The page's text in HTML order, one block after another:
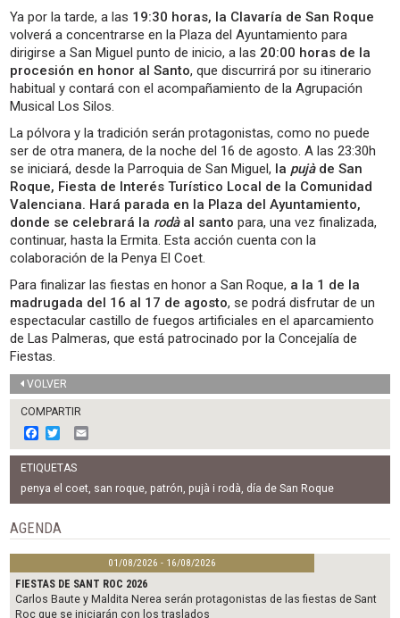
Ya por la tarde, a las 19:30 horas, la Clavaría de San Roque
volverá a concentrarse en la Plaza del Ayuntamiento para
dirigirse a San Miguel punto de inicio, a las 20:00 horas de la
procesión en honor al Santo, que discurrirá por su itinerario
habitual y contará con el acompañamiento de la Agrupación
Musical Los Silos.
La pólvora y la tradición serán protagonistas, como no puede
ser de otra manera, de la noche del 16 de agosto. A las 23:30h
se iniciará, desde la Parroquia de San Miguel, la pujàde San
Roque, Fiesta de Interés Turístico Local de la Comunidad
Valenciana. Hará parada en la Plaza del Ayuntamiento,
donde se celebrará la rodàal santopara, una vez finalizada,
continuar, hasta la Ermita. Esta acción cuenta con la
colaboración de la Penya El Coet.
Para finalizar las fiestas en honor a San Roque, a la 1 de la
madrugada del 16 al 17 de agosto, se podrá disfrutar de un
espectacular castillo de fuegos artificiales en el aparcamiento
de Las Palmeras, que está patrocinado por la Concejalía de
Fiestas.
VOLVER
COMPARTIR
F
a
c
e
b
o
o
k
w
i
t
t
e
m
a
l
ETIQUETAS
penya el coet, san roque, patrón, pujà i rodà, día de San Roque
AGENDA
01/08/2026 - 16/08/2026
FIESTAS DE SANT ROC 2026
Carlos Baute y Maldita Nerea serán protagonistas de las fiestas de Sant
Roc que se iniciarán con los traslados